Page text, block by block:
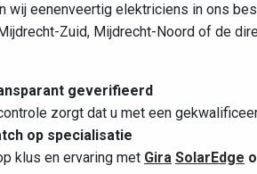
wij eenenveertig elektriciens in ons
Zuid, Mijdrecht-Noord of de
geverifieerd
zorgt dat u met een
op specialisatie
klus en ervaring met Gira SolarEdge